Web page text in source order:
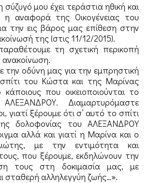
σύζυγό μου έχει τεράστια ηθική και
η αναφορά της Οικογένειας του
την εις βάρος μας επίθεση στην
της (στις 11/12/2015).
τη σχετική περικοπή
την οδύνη μας για την εμπρηστική
του Κώστα και της Μαρίνας
που οικειοποιούνται το
Διαμαρτυρόμαστε
γιατί ξέρουμε ότι σ’ αυτό το σπίτι
δολοφονίας του ΑΛΕΞΑΝΔΡΟΥ
αλλά και γιατί η Μαρίνα και ο
με την εντιμότητα και
που ξέρουμε, εκδηλώνουν την
τους στη δοκιμασία μας, με
σταθερή αλληλεγγύη ζωής…».